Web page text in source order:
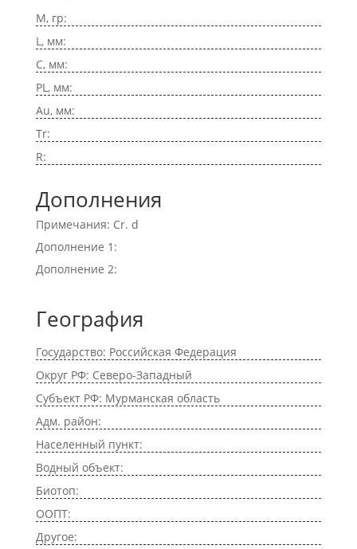
M, гр:
L, мм:
C, мм:
PL, мм:
Au, мм:
Tr:
R:
Дополнения
Примечания: Cr. d
Дополнение 1:
Дополнение 2:
География
Государство: Российская Федерация
Округ РФ: Северо-Западный
Субъект РФ: Мурманская область
Адм. район:
Населенный пункт:
Водный объект:
Биотоп:
ООПТ:
Другое: